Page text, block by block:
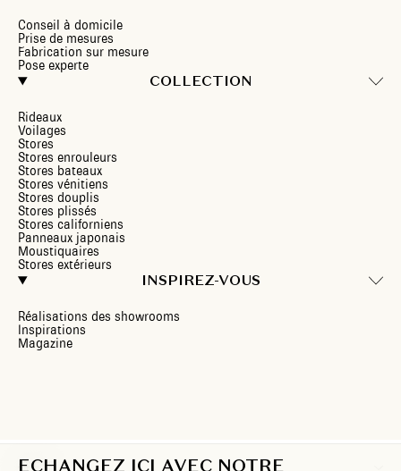
ECHANGEZ ICI AVEC NOTRE
Conseil à domicile
Prise de mesures
Fabrication sur mesure
Pose experte
COLLECTION
Rideaux
Voilages
Stores
Stores enrouleurs
Stores bateaux
Stores vénitiens
Stores douplis
Stores plissés
Stores californiens
Panneaux japonais
Moustiquaires
Stores extérieurs
INSPIREZ-VOUS
Réalisations des showrooms
Inspirations
Magazine
FR